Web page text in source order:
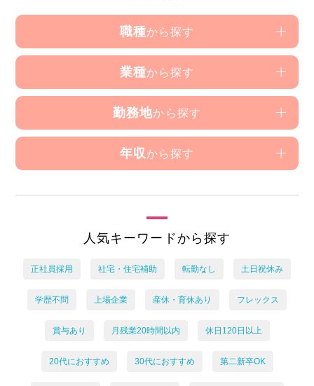
職種から探す
業種から探す
勤務地から探す
年収 から探す
人気キーワードから探す
正社員採用 社宅・住宅補助 転勤なし 土日祝休み
学歴不問 上場企業 産休・育休あり フレックス
賞与あり 月残業20時間以内 休日120日以上
20代におすすめ 30代におすすめ 第二新卒OK